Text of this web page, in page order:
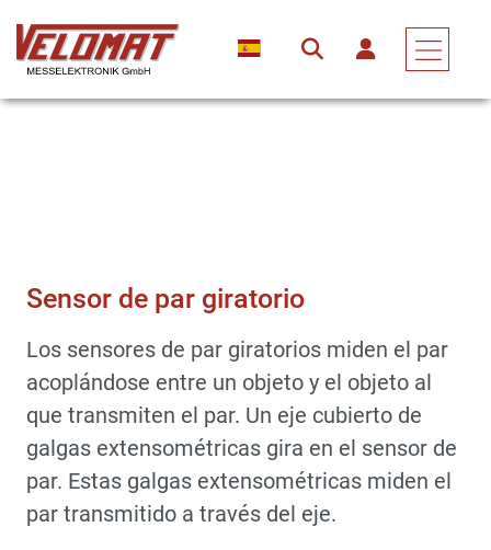
Sensor de par giratorio
Los sensores de par giratorios miden el par
acoplándose entre un objeto y el objeto al
que transmiten el par. Un eje cubierto de
galgas extensométricas gira en el sensor de
par. Estas galgas extensométricas miden el
par transmitido a través del eje.